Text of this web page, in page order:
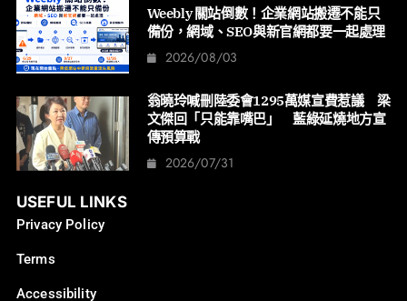
Weebly 關站倒數！企業網站搬遷不能只
備份，網域、SEO與新官網都要一起處理
2026/08/03
翁曉玲喊刪陸委會1295萬媒宣費惹議 梁
文傑回「只能靠嘴巴」 藍綠延燒地方宣
傳預算戰
2026/07/31
USEFUL LINKS
Privacy Policy
Terms
Accessibility